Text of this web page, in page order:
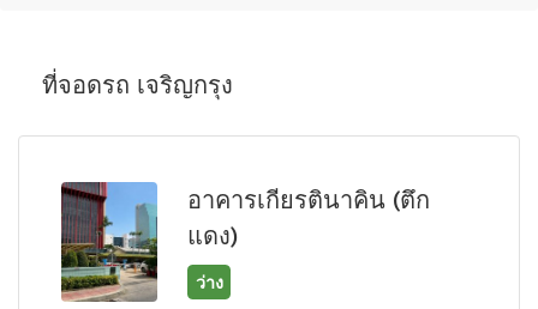
ที่จอดรถ เจริญกรุง
อาคารเกียรตินาคิน (ตึก
แดง)